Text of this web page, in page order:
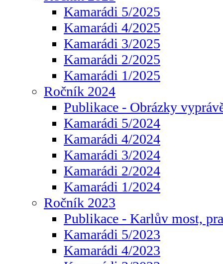
Kamarádi 5/2025
Kamarádi 4/2025
Kamarádi 3/2025
Kamarádi 2/2025
Kamarádi 1/2025
Ročník 2024
Publikace - Obrázky
Kamarádi 5/2024
Kamarádi 4/2024
Kamarádi 3/2024
Kamarádi 2/2024
Kamarádi 1/2024
Ročník 2023
Publikace - Karlův most,
Kamarádi 5/2023
Kamarádi 4/2023